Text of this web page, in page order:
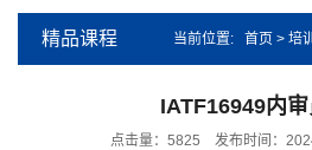
精品课程 当前位置: 首页 > 培
IATF16949内审
点击量：5825 发布时间：